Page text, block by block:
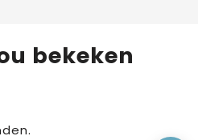
bekeken